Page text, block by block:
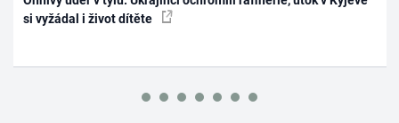
si vyžádal i život dítěte